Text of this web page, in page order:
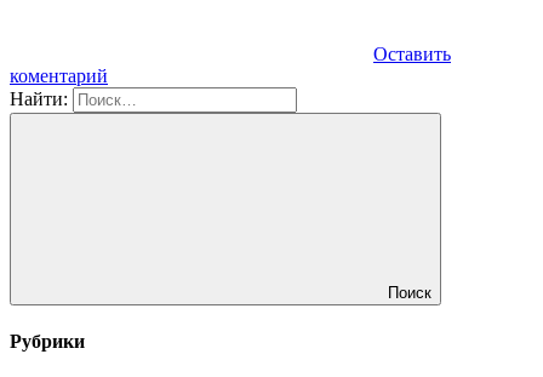
Оставить
коментарий
Найти:
Поиск
Рубрики